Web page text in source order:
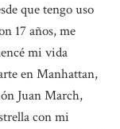
que tengo uso
17 años, me
mi vida
en Manhattan,
Juan March,
con mi